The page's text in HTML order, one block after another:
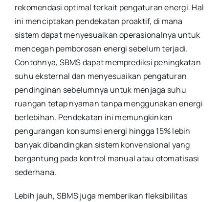
rekomendasi optimal terkait pengaturan energi. Hal
ini menciptakan pendekatan proaktif, di mana
sistem dapat menyesuaikan operasionalnya untuk
mencegah pemborosan energi sebelum terjadi.
Contohnya, SBMS dapat memprediksi peningkatan
suhu eksternal dan menyesuaikan pengaturan
pendinginan sebelumnya untuk menjaga suhu
ruangan tetap nyaman tanpa menggunakan energi
berlebihan. Pendekatan ini memungkinkan
pengurangan konsumsi energi hingga 15% lebih
banyak dibandingkan sistem konvensional yang
bergantung pada kontrol manual atau otomatisasi
sederhana.
Lebih jauh, SBMS juga memberikan fleksibilitas